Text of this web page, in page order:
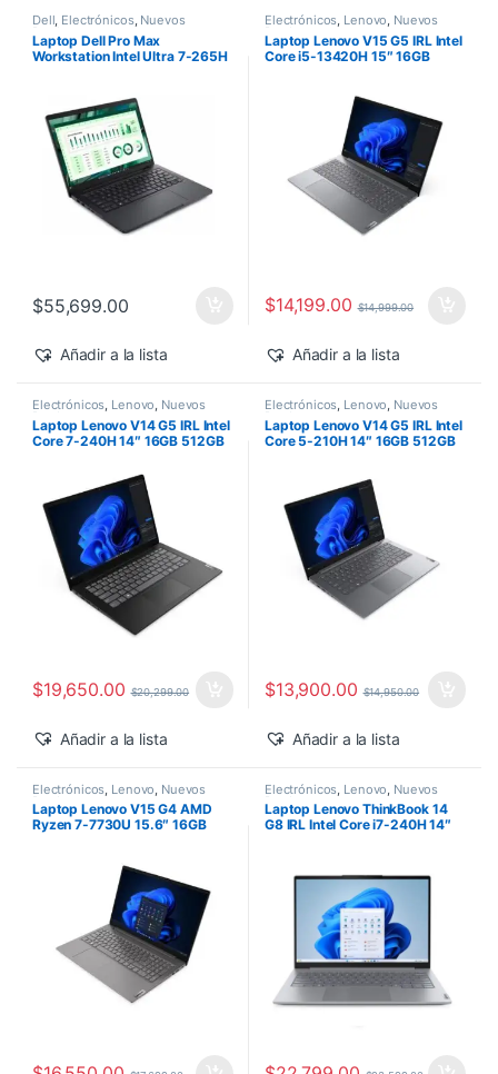
Dell, Electrónicos, Nuevos
Productos
Laptop Dell Pro Max
Workstation Intel Ultra 7-265H
$55,699.00
Añadir a la lista
Electrónicos, Lenovo, Nuevos
Productos
Laptop Lenovo V15 G5 IRL Intel
Core i5-13420H 15″ 16GB
$14,199.00 $14,999.00
Añadir a la lista
Electrónicos Lenovo Nuevos
Laptop Lenovo V14 G5 IRL Intel
Core 7-240H 14″ 16GB 512GB
$19,650.00 $20,299.00
Añadir a la lista
Electrónicos Lenovo Nuevos
Laptop Lenovo V14 G5 IRL Intel
Core 5-210H 14″ 16GB 512GB
$13,900.00 $14,950.00
Añadir a la lista
Electrónicos Lenovo Nuevos
Productos
Laptop Lenovo V15 G4 AMD
Ryzen 7-7730U 15.6″ 16GB
Electrónicos Lenovo Nuevos
Productos
Laptop Lenovo ThinkBook 14
G8 IRL Intel Core i7-240H 14″